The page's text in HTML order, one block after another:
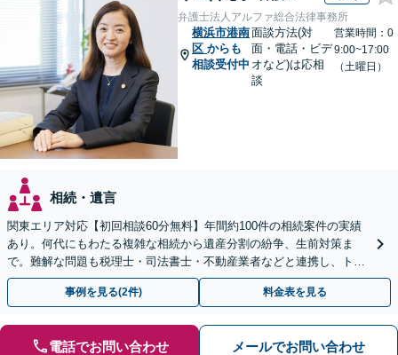
弁護士法人アルファ総合法律事務所
横浜市港南
区 からも
相談受付中
面談方法(対
面・電話・ビデ
オなど)は応相
談
営業時間：0
9:00~17:00
（土曜日）
相続・遺言
関東エリア対応【初回相談60分無料】年間約100件の相続案件の実績
あり。何代にもわたる複雑な相続から遺産分割の紛争、生前対策ま
で。難解な問題も税理士・司法書士・不動産業者などと連携し、トー
タルサポートで解決へ。まずはお気軽にご相談ください。
事例を見る(2件) 料金表を見る
電話でお問い合わせ メールでお問い合わせ